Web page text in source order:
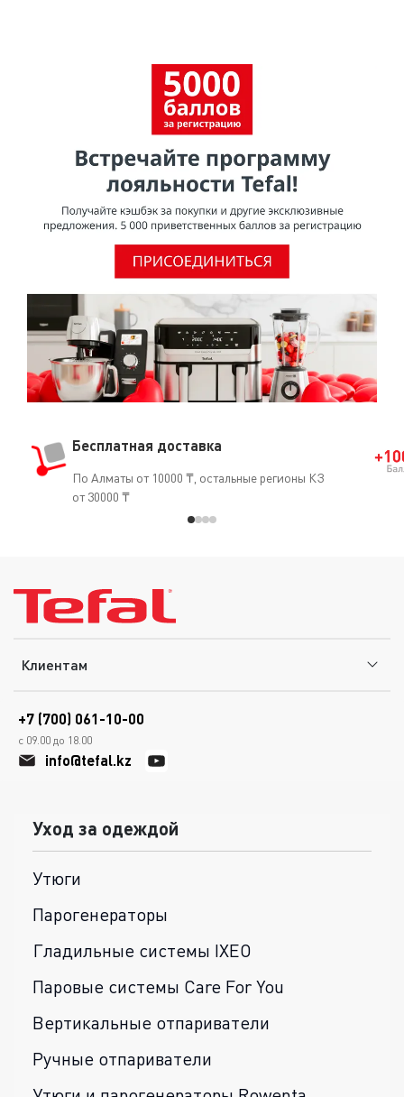
Бесплатная доставка
По Алматы от 10000 ₸, остальные регионы КЗ
от 30000 ₸
Клиентам
+7 (700) 061-10-00
с 09.00 до 18.00
info@tefal.kz
Уход за одеждой
Утюги
Парогенераторы
Гладильные системы IXEO
Паровые системы Care For You
Вертикальные отпариватели
Ручные отпариватели